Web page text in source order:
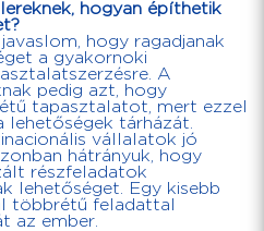
hogyan építhetik
hogy ragadjanak
a gyakornoki
A
pedig azt, hogy
tapasztalatot, mert ezzel
lehetőségek tárházát.
vállalatok jó
hátrányuk, hogy
részfeladatok
lehetőséget. Egy kisebb
többrétű feladattal
az ember.